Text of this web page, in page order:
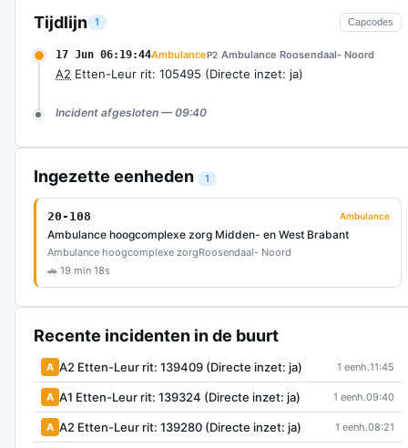
Tijdlijn 1 Capcodes
17 Jun 06:19:44AmbulanceP2 Ambulance Roosendaal- Noord
A2 Etten-Leur rit: 105495 (Directe inzet: ja)
Incident afgesloten — 09:40
Ingezette eenheden 1
20-108 Ambulance
Ambulance hoogcomplexe zorg Midden- en West Brabant
Ambulance hoogcomplexe zorgRoosendaal- Noord
🚗 19 min 18s
Recente incidenten in de buurt
A A2 Etten-Leur rit: 139409 (Directe inzet: ja) 1 eenh.11:45
A A1 Etten-Leur rit: 139324 (Directe inzet: ja) 1 eenh.09:40
A A2 Etten-Leur rit: 139280 (Directe inzet: ja) 1 eenh.08:21